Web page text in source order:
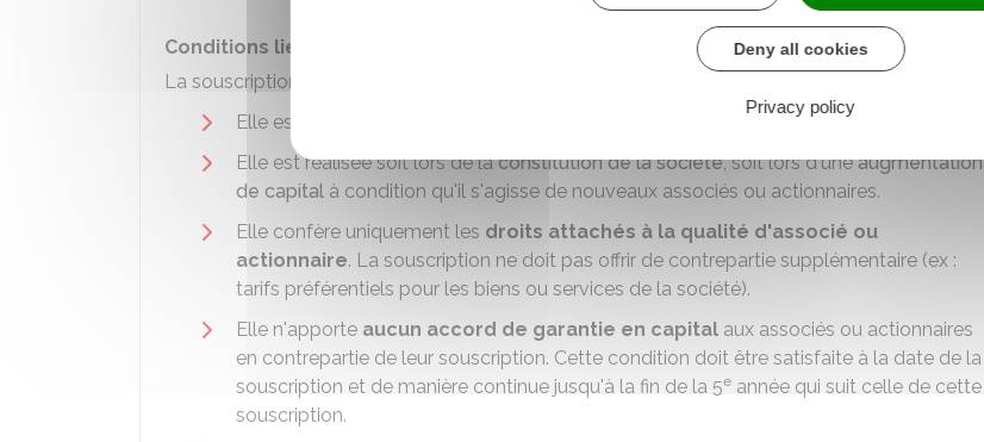
Conditions liées à la souscription
La souscription doit répondre à
Elle est réalisée en
Elle est réalisée soit lors de laconstitution de la société, soit lors d'uneaugmentation
de capital à condition qu'il s'agisse de nouveaux associés ou actionnaires.
Elle confère uniquement les droits attachés à la qualité d'associé ou
actionnaire. La souscription ne doit pas offrir de contrepartie supplémentaire (ex :
tarifs préférentiels pour les biens ou services de la société).
Elle n'apporte aucun accord de garantie en capital aux associés ou actionnaires
en contrepartie de leur souscription. Cette condition doit être satisfaite à la date de la
souscription et de manière continue jusqu'à la fin de la 5e année qui suit celle de cette
souscription.
Deny all cookies
Privacy policy